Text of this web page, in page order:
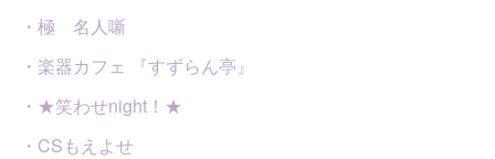
・極 名人噺
・楽器カフェ 『すずらん亭』
・★笑わせnight！★
・CSもえよせ